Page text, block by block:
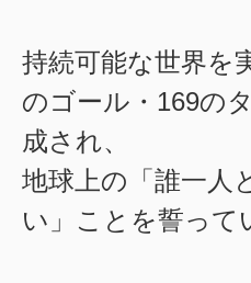
持続可能な世界を
のゴール・169の
成され、
地球上の「誰一人
い」ことを誓って